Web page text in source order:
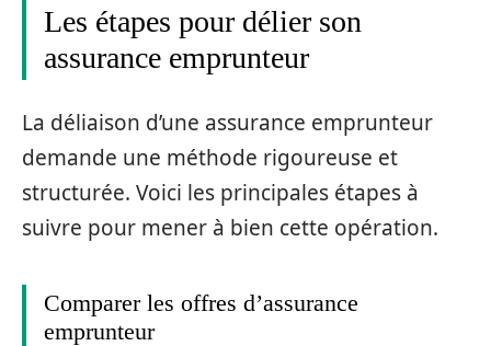
Les étapes pour délier son
assurance emprunteur
La déliaison d’une assurance emprunteur
demande une méthode rigoureuse et
structurée. Voici les principales étapes à
suivre pour mener à bien cette opération.
Comparer les offres d’assurance
emprunteur